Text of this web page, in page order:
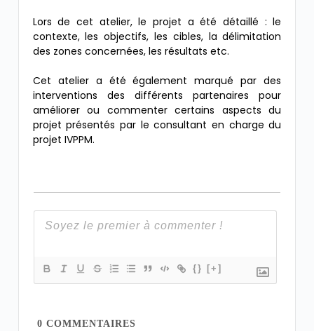
Lors de cet atelier, le projet a été détaillé : le
contexte, les objectifs, les cibles, la délimitation
des zones concernées, les résultats etc.
Cet atelier a été également marqué par des
interventions des différents partenaires pour
améliorer ou commenter certains aspects du
projet présentés par le consultant en charge du
projet IVPPM.
{} [+]
0 COMMENTAIRES